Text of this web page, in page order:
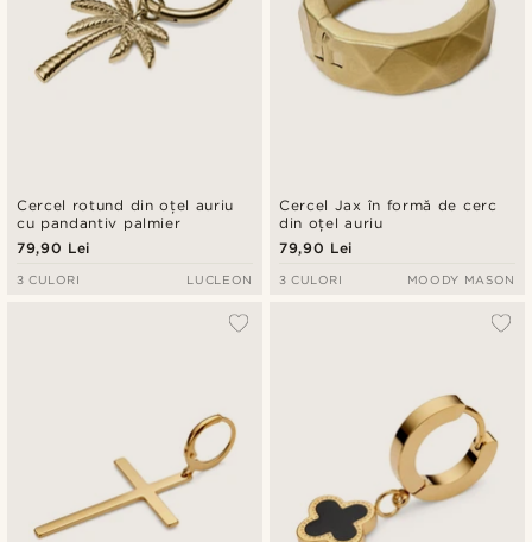
Cercel rotund din oțel auriu
cu pandantiv palmier
79,90 Lei
3 CULORI LUCLEON
Cercel Jax în formă de cerc
din oțel auriu
79,90 Lei
3 CULORI MOODY MASON